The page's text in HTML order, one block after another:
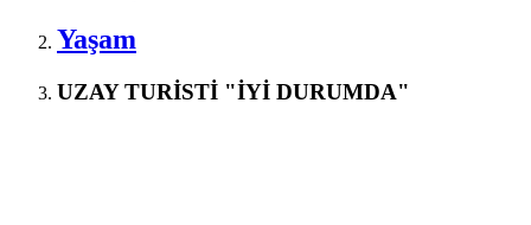
Yaşam
UZAY TURİSTİ "İYİ DURUMDA"